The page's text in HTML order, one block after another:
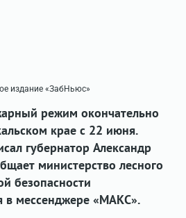
издание «ЗабНьюс»
режим окончательно
крае с 22 июня.
губернатор Александр
министерство лесного
безопасности
в мессенджере «МАКС».